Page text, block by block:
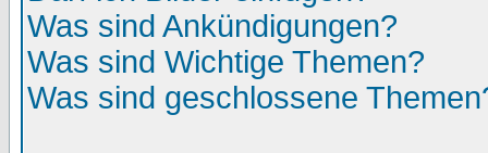
Was sind Ankündigungen?
Was sind Wichtige Themen?
Was sind geschlossene